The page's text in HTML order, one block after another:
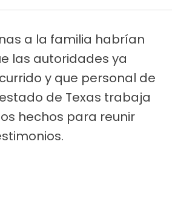
a la familia habrían
las autoridades ya
y que personal de
de Texas trabaja
hechos para reunir